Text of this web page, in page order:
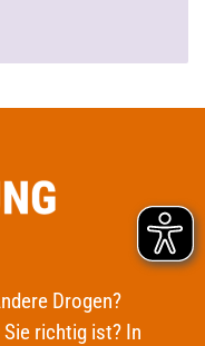
Drogen?
richtig ist? In